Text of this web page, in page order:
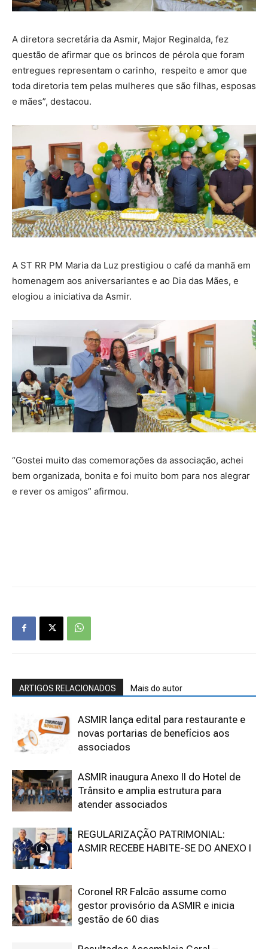
A diretora secretária da Asmir, Major Reginalda, fez
questão de afirmar que os brincos de pérola que foram
entregues representam o carinho, respeito e amor que
toda diretoria tem pelas mulheres que são filhas, esposas
e mães”, destacou.
A ST RR PM Maria da Luz prestigiou o café da manhã em
homenagem aos aniversariantes e ao Dia das Mães, e
elogiou a iniciativa da Asmir.
“Gostei muito das comemorações da associação, achei
bem organizada, bonita e foi muito bom para nos alegrar
e rever os amigos” afirmou.
ARTIGOS RELACIONADOS Mais do autor
ASMIR lança edital para restaurante e
novas portarias de benefícios aos
associados
ASMIR inaugura Anexo II do Hotel de
Trânsito e amplia estrutura para
atender associados
REGULARIZAÇÃO PATRIMONIAL:
ASMIR RECEBE HABITE-SE DO ANEXO I
Coronel RR Falcão assume como
gestor provisório da ASMIR e inicia
gestão de 60 dias